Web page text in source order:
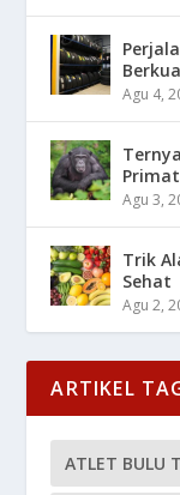
Agu 4,
Agu 3,
Trik
Sehat
Agu 2,
ARTIKEL
ATLET BULU